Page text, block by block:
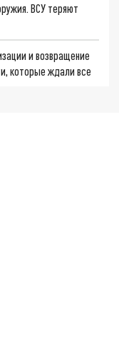
ВСУ теряют
и возвращение
которые ждали все